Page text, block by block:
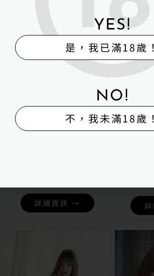
Sino-doll 先納信-162cmS35
詳細資訊 →
YES!
是，我已滿18歲！
NO!
不，我未滿18歲！